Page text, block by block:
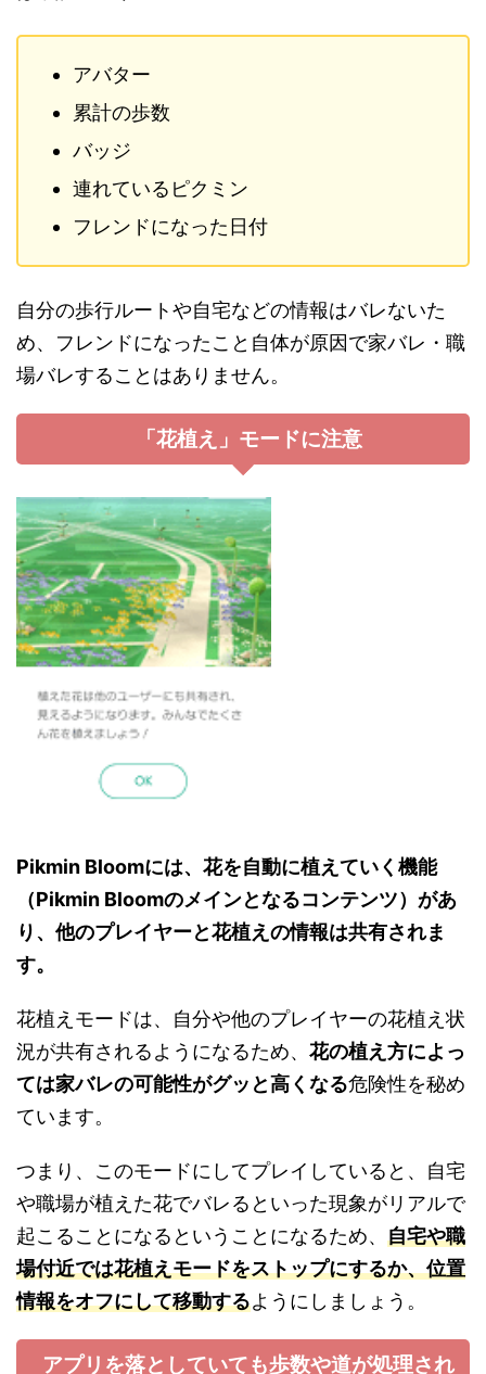
アバター
累計の歩数
バッジ
連れているピクミン
フレンドになった日付
自分の歩行ルートや自宅などの情報はバレないた
め、フレンドになったこと自体が原因で家バレ・職
場バレすることはありません。
「花植え」モードに注意
Pikmin Bloomには、花を自動に植えていく機能
（Pikmin Bloomのメインとなるコンテンツ）があ
り、他のプレイヤーと花植えの情報は共有されま
す。
花植えモードは、自分や他のプレイヤーの花植え状
況が共有されるようになるため、 花の植え方によっ
ては家バレの可能性がグッと高くなる危険性を秘め
ています。
つまり、このモードにしてプレイしていると、自宅
や職場が植えた花でバレるといった現象がリアルで
起こることになるということになるため、 自宅や職
場付近では花植えモードをストップにするか、位置
情報をオフにして移動するようにしましょう。
アプリを落としていても歩数や道が処理され